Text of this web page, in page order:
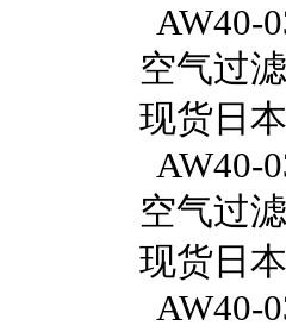
AW40-
空气过
现货日
AW40-
空气过
现货日
AW40-